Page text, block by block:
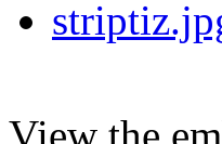
View the